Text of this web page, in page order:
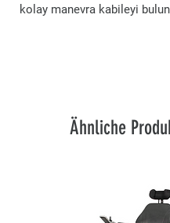
kolay manevra kabileyi
Ähnliche